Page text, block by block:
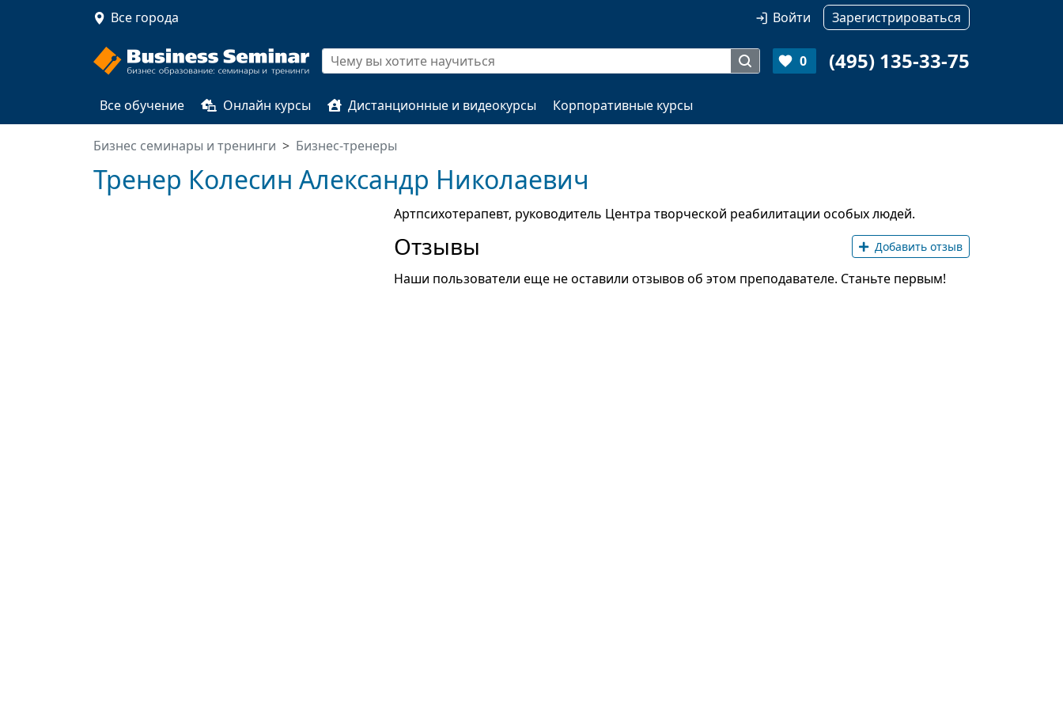
Все города Войти Зарегистрироваться
0 (495) 135-33-75
Все обучение Онлайн курсы Дистанционные и видеокурсы Корпоративные курсы
Бизнес семинары и тренинги Бизнес-тренеры
Тренер Колесин Александр Николаевич
Артпсихотерапевт, руководитель Центра творческой реабилитации особых людей.
Отзывы Добавить отзыв
Наши пользователи еще не оставили отзывов об этом преподавателе. Станьте первым!